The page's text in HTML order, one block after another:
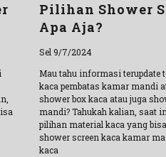
Pilihan Shower
Apa Aja?
Sel 9/7/2024
Mau tahu informasi terupdate
kaca pembatas kamar mandi
shower box kaca atau juga
mandi? Tahukah kalian, saat
pilihan material kaca yang
shower screen kaca kamar
kaca